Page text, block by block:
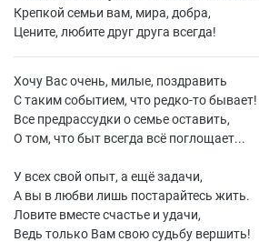
Крепкой семьи вам, мира, добра,
Цените, любите друг друга всегда!
Хочу Вас очень, милые, поздравить
С таким событием, что редко-то бывает!
Все предрассудки о семье оставить,
О том, что быт всегда всё поглощает...
У всех свой опыт, а ещё задачи,
А вы в любви лишь постарайтесь жить.
Ловите вместе счастье и удачи,
Ведь только Вам свою судьбу вершить!